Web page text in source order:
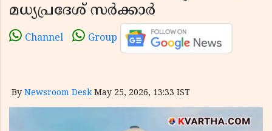
മധ്യപ്രദേശ് സർക്കാർ
Channel Group
By Newsroom Desk May 25, 2026, 13:33 IST